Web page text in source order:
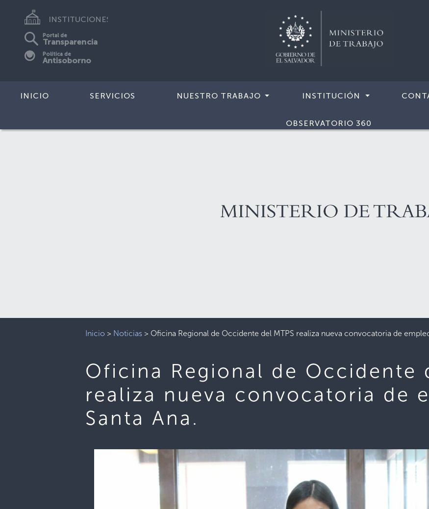
INSTITUCIONES
Portal de
Transparencia
Política de
Antisoborno
INICIO SERVICIOS NUESTRO TRABAJO INSTITUCIÓN
OBSERVATORIO 360
Inicio > Noticias > Oficina Regional de Occidente del MTPS realiza nueva convocatoria de
Oficina Regional de Occidente
realiza nueva convocatoria de
Santa Ana.